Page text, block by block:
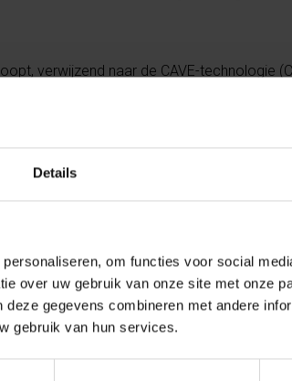
Details
om functies voor social
over uw gebruik van onze site met onze
gegevens combineren met andere
gebruik van hun services.
verwijzend naar de CAVE-technologie
Hans De Canck van FARI. “De virtuele
nut. Met die virtuele modellen zullen we
en voorspellen. Dankzij de verrijking met
situaties nabootsen en voorspellen. Dat kan
toevoegen, maar evengoed informatie aan
duurzamer te maken of over de
gebouwen.”
de gevolgen zijn van bepaalde ingrepen in